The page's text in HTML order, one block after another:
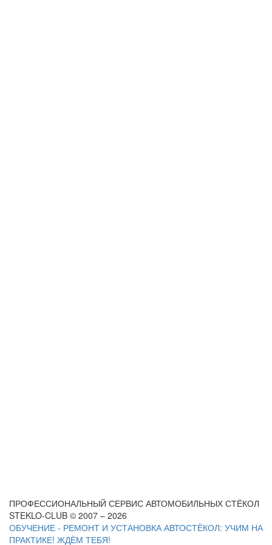
ПРОФЕССИОНАЛЬНЫЙ СЕРВИС АВТОМОБИЛЬНЫХ СТЁКОЛ
STEKLO-CLUB © 2007 – 2026
ОБУЧЕНИЕ - РЕМОНТ И УСТАНОВКА АВТОСТЁКОЛ: УЧИМ НА
ПРАКТИКЕ! ЖДЁМ ТЕБЯ!